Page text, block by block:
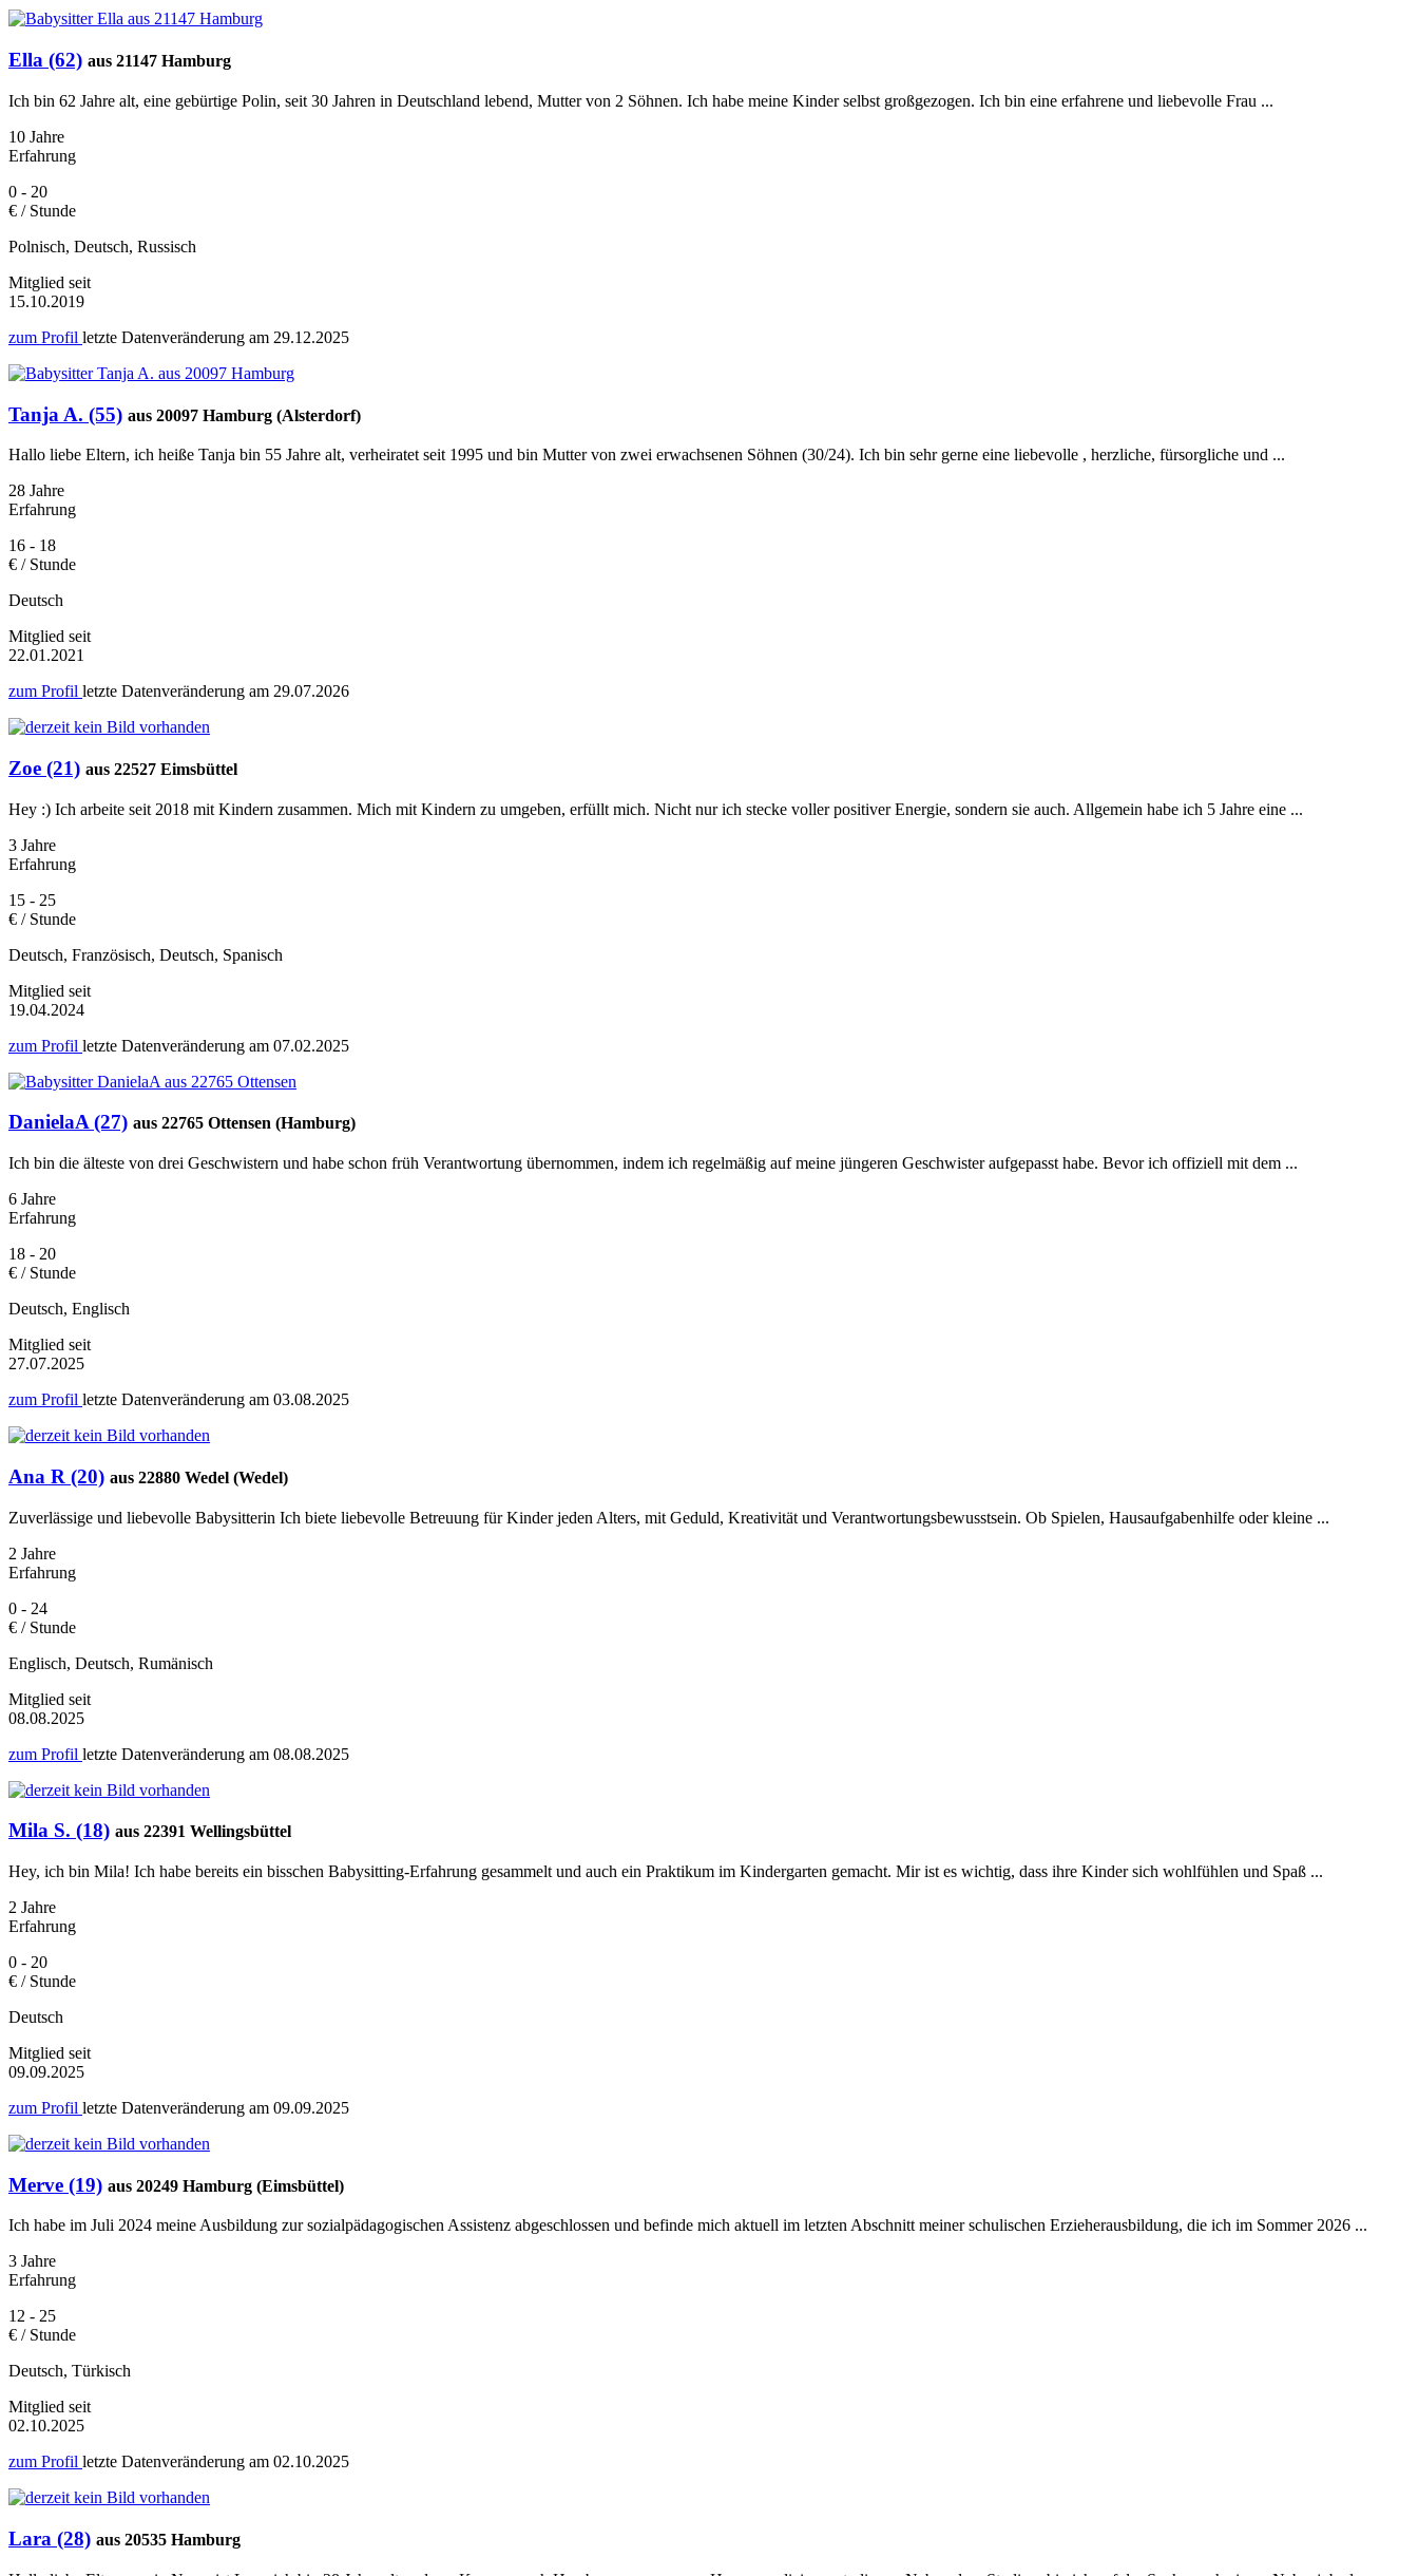
Ella (62) aus 21147 Hamburg
Ich bin 62 Jahre alt, eine gebürtige Polin, seit 30 Jahren in Deutschland lebend, Mutter von 2 Söhnen. Ich habe meine Kinder selbst großgezogen. Ich bin eine erfahrene und liebevolle Frau ...
10 Jahre
Erfahrung
0 - 20
€ / Stunde
Polnisch, Deutsch, Russisch
Mitglied seit
15.10.2019
zum Profil letzte Datenveränderung am 29.12.2025
Tanja A. (55) aus 20097 Hamburg (Alsterdorf)
Hallo liebe Eltern, ich heiße Tanja bin 55 Jahre alt, verheiratet seit 1995 und bin Mutter von zwei erwachsenen Söhnen (30/24). Ich bin sehr gerne eine liebevolle , herzliche, fürsorgliche und ...
28 Jahre
Erfahrung
16 - 18
€ / Stunde
Deutsch
Mitglied seit
22.01.2021
zum Profil letzte Datenveränderung am 29.07.2026
Zoe (21) aus 22527 Eimsbüttel
Hey :) Ich arbeite seit 2018 mit Kindern zusammen. Mich mit Kindern zu umgeben, erfüllt mich. Nicht nur ich stecke voller positiver Energie, sondern sie auch. Allgemein habe ich 5 Jahre eine ...
3 Jahre
Erfahrung
15 - 25
€ / Stunde
Deutsch, Französisch, Deutsch, Spanisch
Mitglied seit
19.04.2024
zum Profil letzte Datenveränderung am 07.02.2025
DanielaA (27) aus 22765 Ottensen (Hamburg)
Ich bin die älteste von drei Geschwistern und habe schon früh Verantwortung übernommen, indem ich regelmäßig auf meine jüngeren Geschwister aufgepasst habe. Bevor ich offiziell mit dem ...
6 Jahre
Erfahrung
18 - 20
€ / Stunde
Deutsch, Englisch
Mitglied seit
27.07.2025
zum Profil letzte Datenveränderung am 03.08.2025
Ana R (20) aus 22880 Wedel (Wedel)
Zuverlässige und liebevolle Babysitterin Ich biete liebevolle Betreuung für Kinder jeden Alters, mit Geduld, Kreativität und Verantwortungsbewusstsein. Ob Spielen, Hausaufgabenhilfe oder kleine ...
2 Jahre
Erfahrung
0 - 24
€ / Stunde
Englisch, Deutsch, Rumänisch
Mitglied seit
08.08.2025
zum Profil letzte Datenveränderung am 08.08.2025
Mila S. (18) aus 22391 Wellingsbüttel
Hey, ich bin Mila! Ich habe bereits ein bisschen Babysitting-Erfahrung gesammelt und auch ein Praktikum im Kindergarten gemacht. Mir ist es wichtig, dass ihre Kinder sich wohlfühlen und Spaß ...
2 Jahre
Erfahrung
0 - 20
€ / Stunde
Deutsch
Mitglied seit
09.09.2025
zum Profil letzte Datenveränderung am 09.09.2025
Merve (19) aus 20249 Hamburg (Eimsbüttel)
Ich habe im Juli 2024 meine Ausbildung zur sozialpädagogischen Assistenz abgeschlossen und befinde mich aktuell im letzten Abschnitt meiner schulischen Erzieherausbildung, die ich im Sommer 2026 ...
3 Jahre
Erfahrung
12 - 25
€ / Stunde
Deutsch, Türkisch
Mitglied seit
02.10.2025
zum Profil letzte Datenveränderung am 02.10.2025
Lara (28) aus 20535 Hamburg